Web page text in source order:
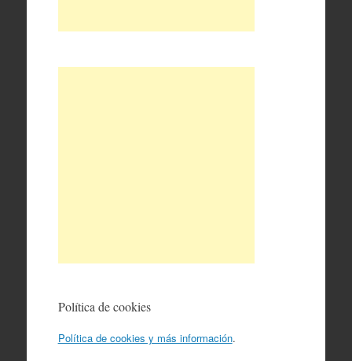
Política de cookies
Política de cookies y más información.